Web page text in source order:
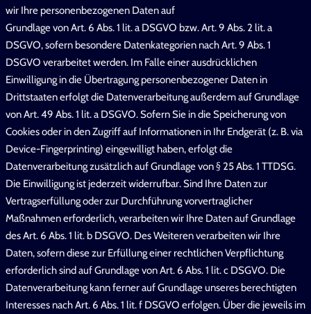
wir Ihre personenbezogenen Daten auf
Grundlage von Art. 6 Abs. 1 lit. a DSGVO bzw. Art. 9 Abs. 2 lit. a
DSGVO, sofern besondere Datenkategorien nach Art. 9 Abs. 1
DSGVO verarbeitet werden. Im Falle einer ausdrücklichen
Einwilligung in die Übertragung personenbezogener Daten in
Drittstaaten erfolgt die Datenverarbeitung außerdem auf Grundlage
von Art. 49 Abs. 1 lit. a DSGVO. Sofern Sie in die Speicherung von
Cookies oder in den Zugriff auf Informationen in Ihr Endgerät (z. B. via
Device-Fingerprinting) eingewilligt haben, erfolgt die
Datenverarbeitung zusätzlich auf Grundlage von § 25 Abs. 1 TTDSG.
Die Einwilligung ist jederzeit widerrufbar. Sind Ihre Daten zur
Vertragserfüllung oder zur Durchführung vorvertraglicher
Maßnahmen erforderlich, verarbeiten wir Ihre Daten auf Grundlage
des Art. 6 Abs. 1 lit. b DSGVO. Des Weiteren verarbeiten wir Ihre
Daten, sofern diese zur Erfüllung einer rechtlichen Verpflichtung
erforderlich sind auf Grundlage von Art. 6 Abs. 1 lit. c DSGVO. Die
Datenverarbeitung kann ferner auf Grundlage unseres berechtigten
Interesses nach Art. 6 Abs. 1 lit. f DSGVO erfolgen. Über die jeweils im